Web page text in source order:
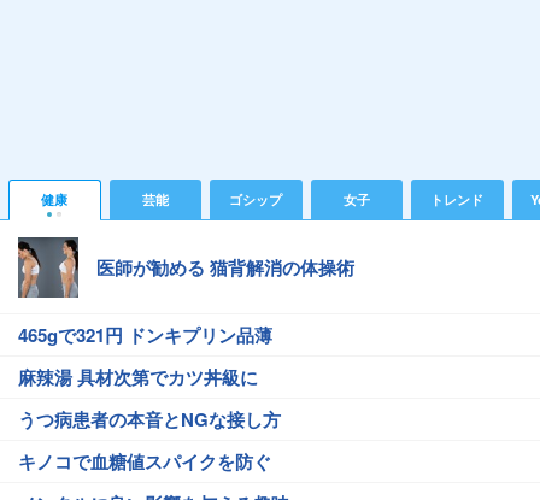
健康 芸能 ゴシップ 女子 トレンド
医師が勧める 猫背解消の体操術
465gで321円 ドンキプリン品薄
麻辣湯 具材次第でカツ丼級に
うつ病患者の本音とNGな接し方
キノコで血糖値スパイクを防ぐ